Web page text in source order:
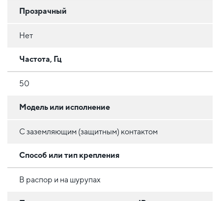
Прозрачный
Нет
Частота, Гц
50
Модель или исполнение
С заземляющим (защитным) контактом
Способ или тип крепления
В распор и на шурупах